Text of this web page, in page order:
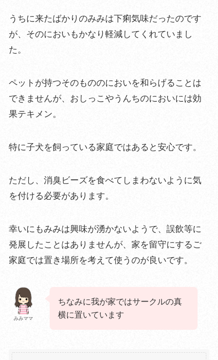
うちに来たばかりのみみは下痢気味だったのです
が、そのにおいもかなり軽減してくれていまし
た。
ペットが持つそのもののにおいを和らげることは
できませんが、お しっこやうんちのにおいには効
果テキメン。
特に子犬を飼っている家庭ではあると安心です。
ただし、 消臭ビーズを食べてしまわないように気
を付ける必要があ ります。
幸いにもみみは興味が湧かないようで、誤飲等に
発展したことはありませんが、家を留守にするご
家庭では置き場所を考えて使うのが良いです。
みみママ
ちなみに我が家ではサークルの真
横に置いています